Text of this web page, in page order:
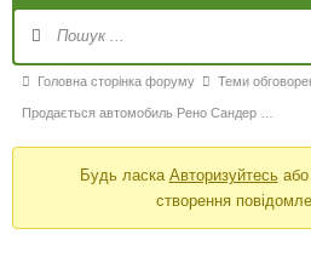
Головна сторінка форуму Теми
Продається автомобиль Рено Сандер …
Будь ласка Авторизуйтесьабо
створення